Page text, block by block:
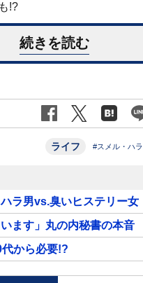
!?
続きを読む
ライフ #スメル・ハ
ラ男vs.臭いヒステリー女
います」丸の内秘書の本音
から必要!?